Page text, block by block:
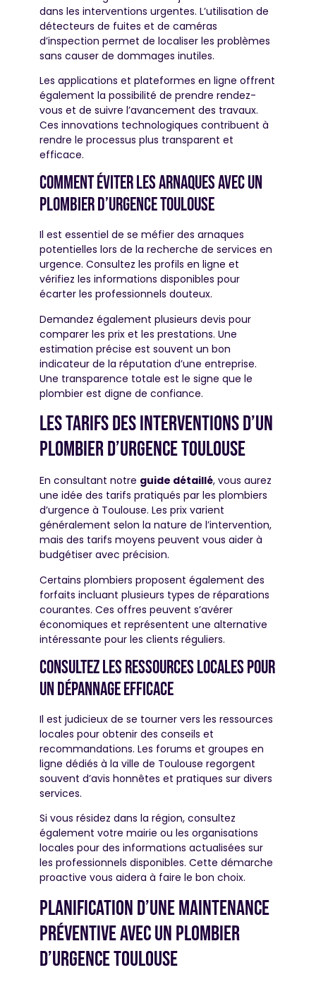
dans les interventions urgentes. L’utilisation de
détecteurs de fuites et de caméras
d’inspection permet de localiser les problèmes
sans causer de dommages inutiles.
Les applications et plateformes en ligne offrent
également la possibilité de prendre rendez-
vous et de suivre l’avancement des travaux.
Ces innovations technologiques contribuent à
rendre le processus plus transparent et
efficace.
Comment éviter les arnaques avec un
plombier d’urgence toulouse
Il est essentiel de se méfier des arnaques
potentielles lors de la recherche de services en
urgence. Consultez les profils en ligne et
vérifiez les informations disponibles pour
écarter les professionnels douteux.
Demandez également plusieurs devis pour
comparer les prix et les prestations. Une
estimation précise est souvent un bon
indicateur de la réputation d’une entreprise.
Une transparence totale est le signe que le
plombier est digne de confiance.
Les tarifs des interventions d’un
plombier d’urgence toulouse
En consultant notre guide détaillé, vous aurez
une idée des tarifs pratiqués par les plombiers
d’urgence à Toulouse. Les prix varient
généralement selon la nature de l’intervention,
mais des tarifs moyens peuvent vous aider à
budgétiser avec précision.
Certains plombiers proposent également des
forfaits incluant plusieurs types de réparations
courantes. Ces offres peuvent s’avérer
économiques et représentent une alternative
intéressante pour les clients réguliers.
Consultez les ressources locales pour
un dépannage efficace
Il est judicieux de se tourner vers les ressources
locales pour obtenir des conseils et
recommandations. Les forums et groupes en
ligne dédiés à la ville de Toulouse regorgent
souvent d’avis honnêtes et pratiques sur divers
services.
Si vous résidez dans la région, consultez
également votre mairie ou les organisations
locales pour des informations actualisées sur
les professionnels disponibles. Cette démarche
proactive vous aidera à faire le bon choix.
Planification d’une maintenance
préventive avec un plombier
d’urgence toulouse